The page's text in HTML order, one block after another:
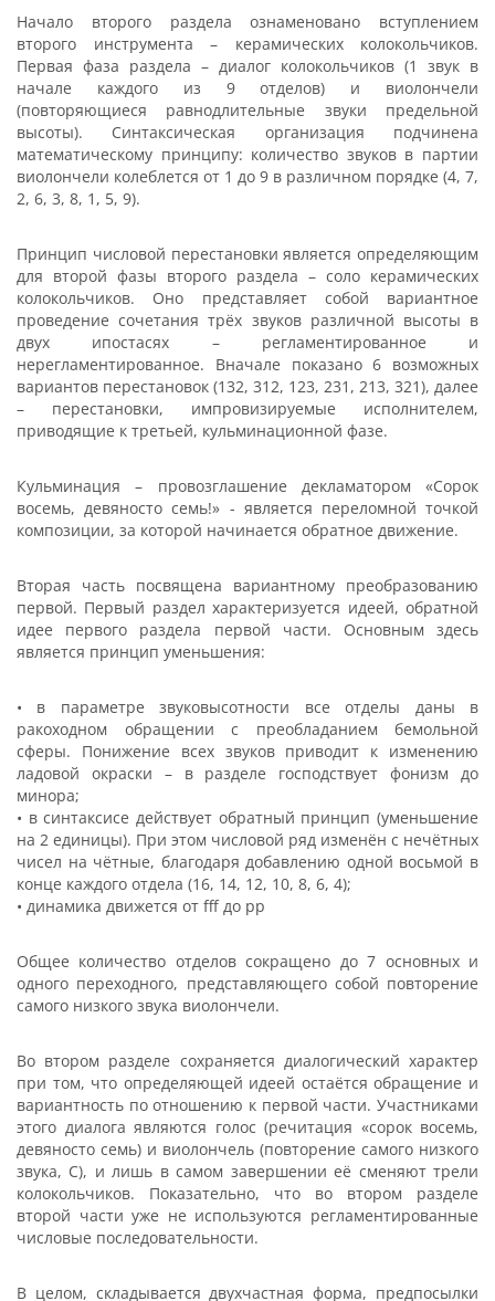
Начало второго раздела ознаменовано вступлением
второго инструмента – керамических колокольчиков.
Первая фаза раздела – диалог колокольчиков (1 звук в
начале каждого из 9 отделов) и виолончели
(повторяющиеся равнодлительные звуки предельной
высоты). Синтаксическая организация подчинена
математическому принципу: количество звуков в партии
виолончели колеблется от 1 до 9 в различном порядке (4, 7,
2, 6, 3, 8, 1, 5, 9).
Принцип числовой перестановки является определяющим
для второй фазы второго раздела – соло керамических
колокольчиков. Оно представляет собой вариантное
проведение сочетания трёх звуков различной высоты в
двух ипостасях – регламентированное и
нерегламентированное. Вначале показано 6 возможных
вариантов перестановок (132, 312, 123, 231, 213, 321), далее
– перестановки, импровизируемые исполнителем,
приводящие к третьей, кульминационной фазе.
Кульминация – провозглашение декламатором «Сорок
восемь, девяносто семь!» - является переломной точкой
композиции, за которой начинается обратное движение.
Вторая часть посвящена вариантному преобразованию
первой. Первый раздел характеризуется идеей, обратной
идее первого раздела первой части. Основным здесь
является принцип уменьшения:
• в параметре звуковысотности все отделы даны в
ракоходном обращении с преобладанием бемольной
сферы. Понижение всех звуков приводит к изменению
ладовой окраски – в разделе господствует фонизм до
минора;
• в синтаксисе действует обратный принцип (уменьшение
на 2 единицы). При этом числовой ряд изменён с нечётных
чисел на чётные, благодаря добавлению одной восьмой в
конце каждого отдела (16, 14, 12, 10, 8, 6, 4);
• динамика движется от fff до pp
Общее количество отделов сокращено до 7 основных и
одного переходного, представляющего собой повторение
самого низкого звука виолончели.
Во втором разделе сохраняется диалогический характер
при том, что определяющей идеей остаётся обращение и
вариантность по отношению к первой части. Участниками
этого диалога являются голос (речитация «сорок восемь,
девяносто семь) и виолончель (повторение самого низкого
звука, С), и лишь в самом завершении её сменяют трели
колокольчиков. Показательно, что во втором разделе
второй части уже не используются регламентированные
числовые последовательности.
В целом, складывается двухчастная форма, предпосылки